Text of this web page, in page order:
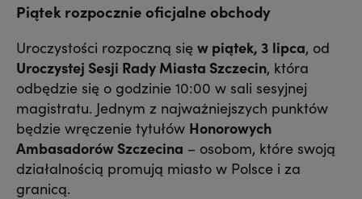
Piątek rozpocznie oficjalne obchody
Uroczystości rozpoczną się w piątek, 3 lipca, od
Uroczystej Sesji Rady Miasta Szczecin, która
odbędzie się o godzinie 10:00 w sali sesyjnej
magistratu. Jednym z najważniejszych punktów
będzie wręczenie tytułów Honorowych
Ambasadorów Szczecina – osobom, które swoją
działalnością promują miasto w Polsce i za
granicą.